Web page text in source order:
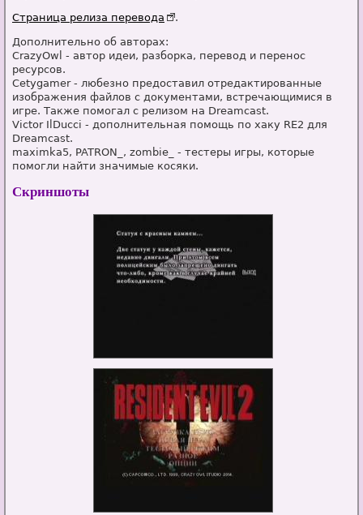
Страница релиза перевода
.
Дополнительно об авторах:
CrazyOwl - автор идеи, разборка, перевод и перенос
ресурсов.
Cetygamer - любезно предоставил отредактированные
изображения файлов с документами, встречающимися в
игре. Также помогал с релизом на Dreamcast.
Victor IlDucci - дополнительная помощь по хаку RE2 для
Dreamcast.
maximka5, PATRON_, zombie_ - тестеры игры, которые
помогли найти значимые косяки.
Скриншоты